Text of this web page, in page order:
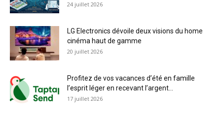
24 juillet 2026
LG Electronics dévoile deux visions du home
cinéma haut de gamme
20 juillet 2026
Profitez de vos vacances d’été en famille
l’esprit léger en recevant l’argent...
17 juillet 2026